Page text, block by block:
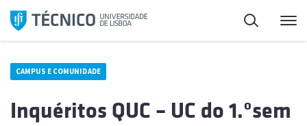
Saltar
para
Pesquisa
CAMPUS E COMUNIDADE
Inquéritos QUC – UC do 1.ºsem